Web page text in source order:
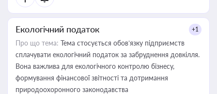
Екологічний податок +1
Про що тема: Тема стосується обов’язку підприємств
сплачувати екологічний податок за забруднення довкілля.
Вона важлива для екологічного контролю бізнесу,
формування фінансової звітності та дотримання
природоохоронного законодавства